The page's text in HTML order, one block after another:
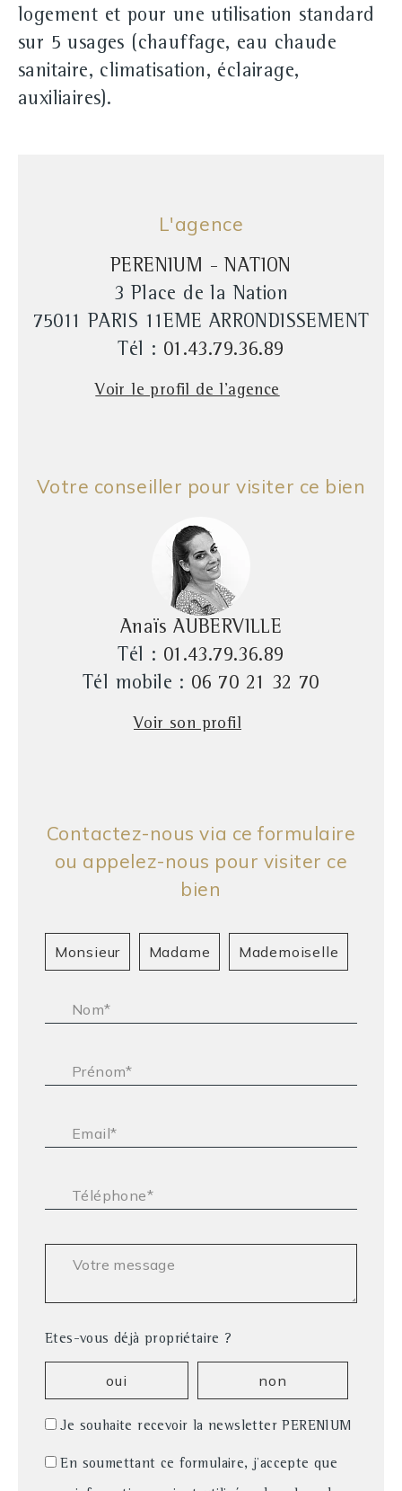
logement et pour une utilisation standard
sur 5 usages (chauffage, eau chaude
sanitaire, climatisation, éclairage,
auxiliaires).
L'agence
PERENIUM - NATION
3 Place de la Nation
75011 PARIS 11EME ARRONDISSEMENT
Tél : 01.43.79.36.89
Voir le profil de l'agence
Votre conseiller pour visiter ce bien
Anaïs AUBERVILLE
Tél : 01.43.79.36.89
Tél mobile : 06 70 21 32 70
Voir son profil
Contactez-nous via ce formulaire
ou appelez-nous pour visiter ce
bien
Civilité :
Monsieur Madame Mademoiselle
Votre message :
Etes-vous déjà propriétaire ?
oui non
Je souhaite recevoir la newsletter PERENIUM
En soumettant ce formulaire, j'accepte que